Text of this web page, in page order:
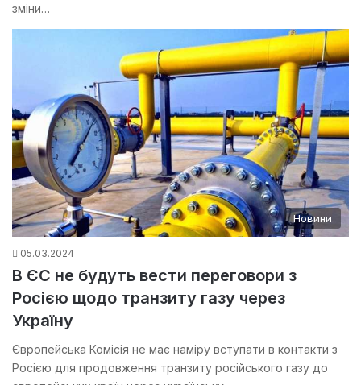
зміни…
Новини
05.03.2024
В ЄС не будуть вести переговори з
Росією щодо транзиту газу через
Україну
Європейська Комісія не має наміру вступати в контакти з
Росією для продовження транзиту російського газу до